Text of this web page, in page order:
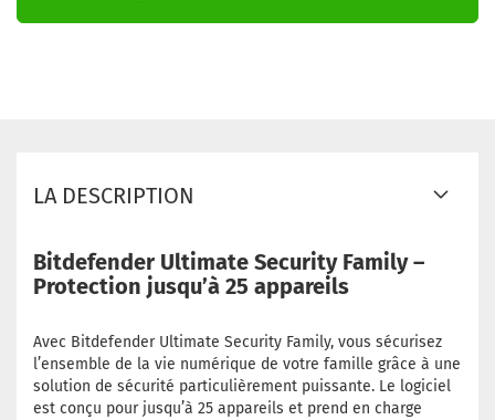
LA DESCRIPTION
Bitdefender Ultimate Security Family –
Protection jusqu’à 25 appareils
Avec Bitdefender Ultimate Security Family, vous sécurisez
l’ensemble de la vie numérique de votre famille grâce à une
solution de sécurité particulièrement puissante. Le logiciel
est conçu pour jusqu’à 25 appareils et prend en charge